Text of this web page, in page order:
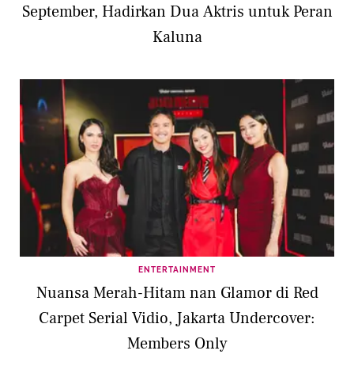
September, Hadirkan Dua Aktris untuk Peran
Kaluna
ENTERTAINMENT
Nuansa Merah-Hitam nan Glamor di Red
Carpet Serial Vidio, Jakarta Undercover:
Members Only